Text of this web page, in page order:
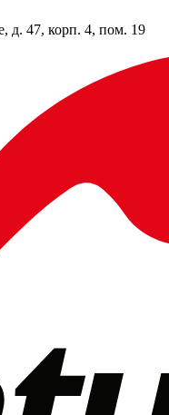
д. 47, корп. 4, пом. 19